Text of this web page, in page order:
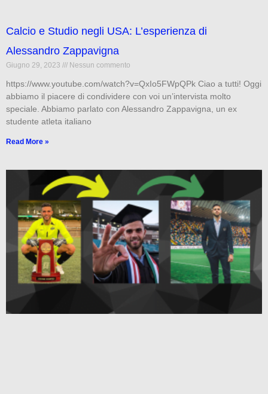
Calcio e Studio negli USA: L’esperienza di
Alessandro Zappavigna
Giugno 29, 2023 Nessun commento
https://www.youtube.com/watch?v=QxIo5FWpQPk Ciao a tutti! Oggi
abbiamo il piacere di condividere con voi un’intervista molto
speciale. Abbiamo parlato con Alessandro Zappavigna, un ex
studente atleta italiano
Read More »